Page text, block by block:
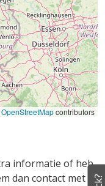
OpenStreetMapcontributors
informatie of heb
dan contact met